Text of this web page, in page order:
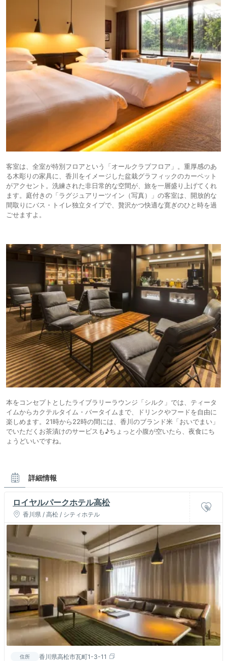
客室は、全室が特別フロアという「オールクラブフロア」。重厚感のあ
る木彫りの家具に、香川をイメージした盆栽グラフィックのカーペット
がアクセント。洗練された非日常的な空間が、旅を一層盛り上げてくれ
ます。庭付きの「ラグジュアリーツイン（写真）」の客室は、開放的な
間取りにバス・トイレ独立タイプで、贅沢かつ快適な寛ぎのひと時を過
ごせますよ。
本をコンセプトとしたライブラリーラウンジ「シルク」では、ティータ
イムからカクテルタイム・バータイムまで、ドリンクやフードを自由に
楽しめます。21時から22時の間には、香川のブランド米「おいでまい」
でいただくお茶漬けのサービスも♪ちょっと小腹が空いたら、夜食にち
ょうどいいですね。
詳細情報
ロイヤルパークホテル高松
香川県 / 高松 / シティホテル
住所 香川県高松市瓦町1-3-11